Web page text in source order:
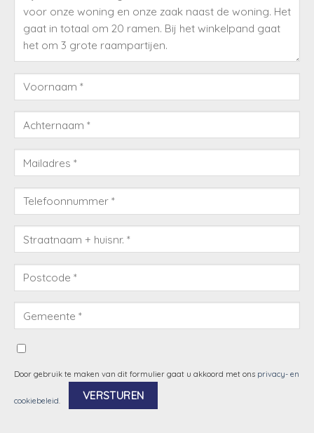
Door gebruik te maken van dit formulier gaat u akkoord met ons privacy- en
cookiebeleid.